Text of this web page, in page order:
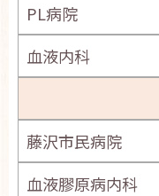
PL病院
血液内科
藤沢市民病院
血液膠原病内科